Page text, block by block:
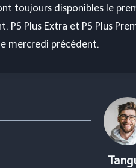
toujours disponibles le
PS Plus Extra et PS Plus
mercredi précédent.